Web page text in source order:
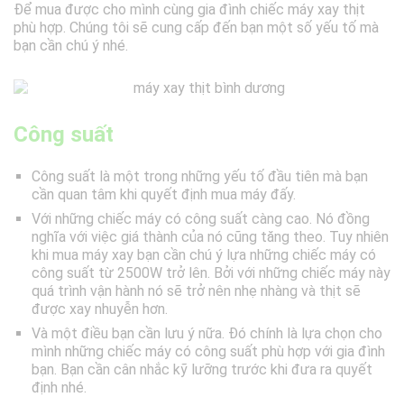
Để mua được cho mình cùng gia đình chiếc máy xay thịt
phù hợp. Chúng tôi sẽ cung cấp đến bạn một số yếu tố mà
bạn cần chú ý nhé.
Công suất
Công suất là một trong những yếu tố đầu tiên mà bạn
cần quan tâm khi quyết định mua máy đấy.
Với những chiếc máy có công suất càng cao. Nó đồng
nghĩa với việc giá thành của nó cũng tăng theo. Tuy nhiên
khi mua máy xay bạn cần chú ý lựa những chiếc máy có
công suất từ 2500W trở lên. Bởi với những chiếc máy này
quá trình vận hành nó sẽ trở nên nhẹ nhàng và thịt sẽ
được xay nhuyễn hơn.
Và một điều bạn cần lưu ý nữa. Đó chính là lựa chọn cho
mình những chiếc máy có công suất phù hợp với gia đình
bạn. Bạn cần cân nhắc kỹ lưỡng trước khi đưa ra quyết
định nhé.